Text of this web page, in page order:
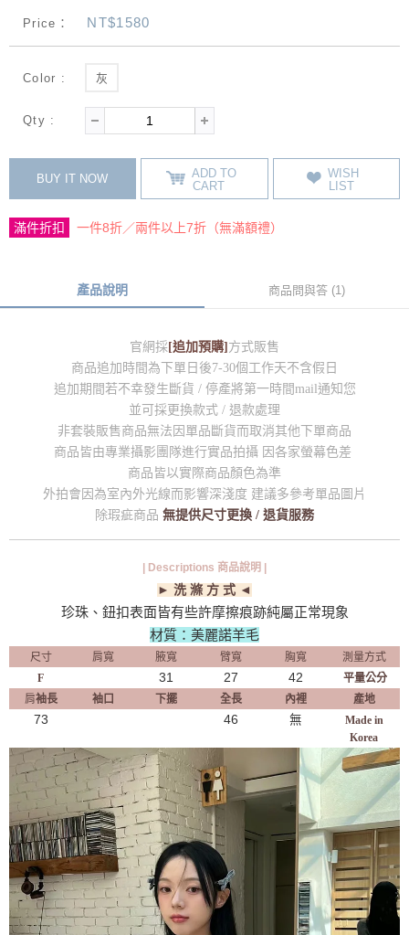
Price： NT$1580
Color : 灰
Qty :
BUY IT NOW
ADD TO
CART
WISH
LIST
滿件折扣 一件8折／兩件以上7折（無滿額禮）
產品說明 商品問與答 (1)
官網採[追加預購]方式販售
商品追加時間為下單日後7-30個工作天不含假日
追加期間若不幸發生斷貨 / 停產將第一時間mail通知您
並可採更換款式 / 退款處理
非套裝販售商品無法因單品斷貨而取消其他下單商品
商品皆由專業攝影團隊進行實品拍攝 因各家螢幕色差
商品皆以實際商品顏色為準
外拍會因為室內外光線而影響深淺度 建議多參考單品圖片
除瑕疵商品 無提供尺寸更換 / 退貨服務
| Descriptions 商品說明 |
► 洗 滌 方 式 ◄
珍珠、鈕扣表面皆有些許摩擦痕跡純屬正常現象
材質：美麗諾羊毛
尺寸 肩寬 腋寬 臂寬 胸寬
測量方式
F
31 27 42
平量公分
肩袖長 袖口 下擺 全長 內裡 產地
73 46 無
Made in
Korea